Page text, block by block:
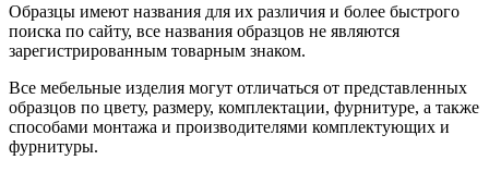
Образцы имеют названия для их различия и более быстрого
поиска по сайту, все названия образцов не являются
зарегистрированным товарным знаком.
Все мебельные изделия могут отличаться от представленных
образцов по цвету, размеру, комплектации, фурнитуре, а также
способами монтажа и производителями комплектующих и
фурнитуры.